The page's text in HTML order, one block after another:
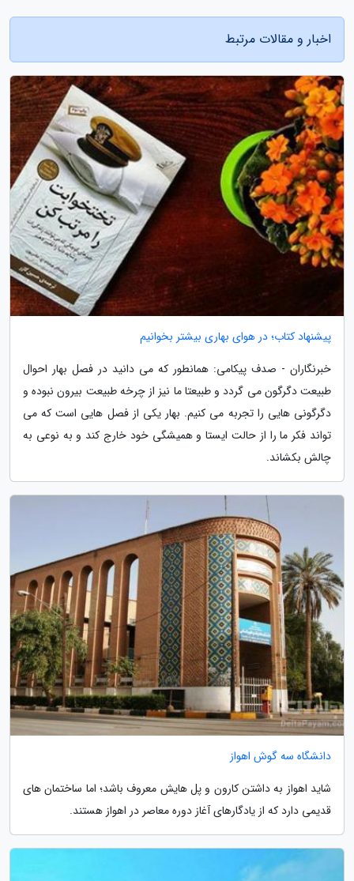
اخبار و مقالات مرتبط
پیشنهاد کتاب؛ در هوای بهاری بیشتر بخوانیم
خبرنگاران - صدف پیکامی: همانطور که می دانید در فصل بهار احوال
طبیعت دگرگون می گردد و طبیعتا ما نیز از چرخه طبیعت بیرون نبوده و
دگرگونی هایی را تجربه می کنیم. بهار یکی از فصل هایی است که می
تواند فکر ما را از حالت ایستا و همیشگی خود خارج کند و به نوعی به
چالش بکشاند.
دانشگاه سه گوش اهواز
شاید اهواز به داشتن کارون و پل هایش معروف باشد؛ اما ساختمان های
قدیمی دارد که از یادگارهای آغاز دوره معاصر در اهواز هستند.